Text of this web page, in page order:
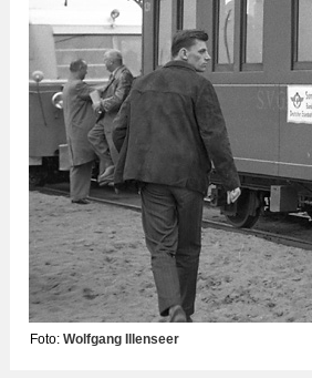
Foto: Wolfgang Illenseer